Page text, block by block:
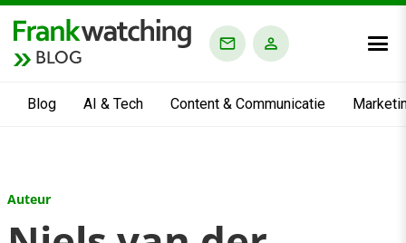
BLOG
Blog AI & Tech Content & Communicatie
Auteur